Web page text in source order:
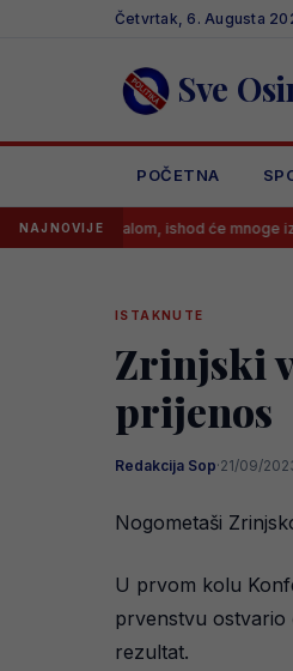
Četvrtak, 6. Augusta
Sve
POČETNA
NAJNOVIJEishod će mnoge iznenaditi?
ISTAKNUTE
Zrinjski
prijenos
Redakcija Sop·21/09/
Nogometaši
U prvom kolu
prvenstvu ostvario
rezultat.